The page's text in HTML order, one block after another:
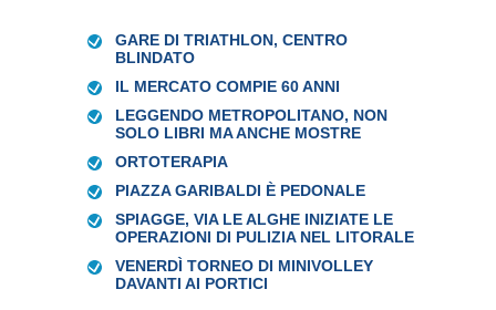
GARE DI TRIATHLON, CENTRO
BLINDATO
IL MERCATO COMPIE 60 ANNI
LEGGENDO METROPOLITANO, NON
SOLO LIBRI MA ANCHE MOSTRE
ORTOTERAPIA
PIAZZA GARIBALDI È PEDONALE
SPIAGGE, VIA LE ALGHE INIZIATE LE
OPERAZIONI DI PULIZIA NEL LITORALE
VENERDÌ TORNEO DI MINIVOLLEY
DAVANTI AI PORTICI